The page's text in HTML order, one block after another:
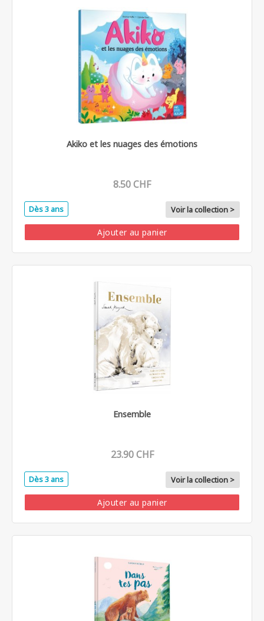
Akiko et les nuages des émotions
8.50 CHF
Dès 3 ans Voir la collection >
Ajouter au panier
Ensemble
23.90 CHF
Dès 3 ans Voir la collection >
Ajouter au panier